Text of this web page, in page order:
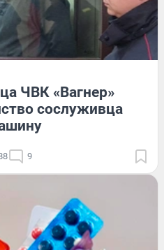
ЧВК «Вагнер»
сослуживца
9